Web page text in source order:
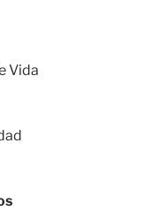
Vida